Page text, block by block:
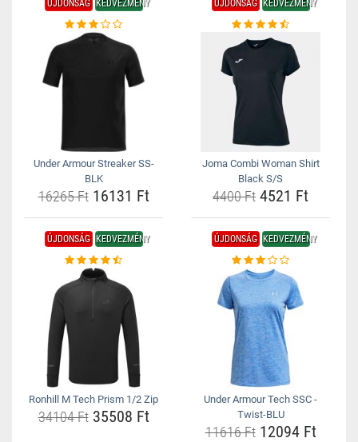
ÚJDONSÁG KEDVEZMÉNY
Under Armour Streaker SS-
BLK
16265 Ft16131 Ft
ÚJDONSÁG KEDVEZMÉNY
Joma Combi Woman Shirt
Black S/S
4400 Ft 4521 Ft
ÚJDONSÁG KEDVEZMÉNY
Ronhill M Tech Prism 1/2 Zip
34104 Ft35508 Ft
ÚJDONSÁG KEDVEZMÉNY
Under Armour Tech SSC -
Twist-BLU
11616 Ft12094 Ft